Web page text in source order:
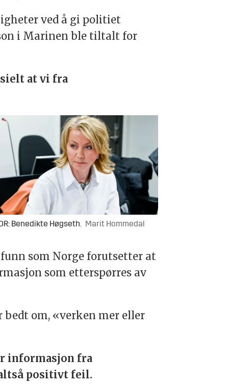
ved å gi politiet
i Marinen ble tiltalt for
at vi fra
Benedikte Høgseth. Marit Hommedal
som Norge forutsetter at
som etterspørres av
om, «verken mer eller
informasjon fra
positivt feil.